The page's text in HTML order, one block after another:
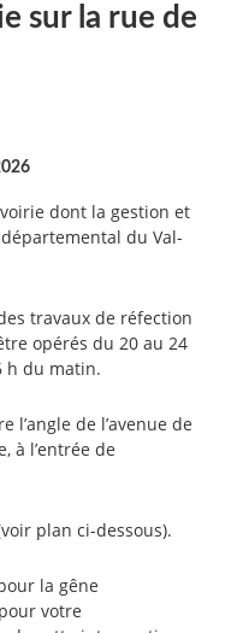
sur la rue de
dont la gestion et
du Val-
travaux de réfection
opérés du 20 au 24
h du matin.
l’angle de l’avenue de
à l’entrée de
plan ci-dessous).
la gêne
votre